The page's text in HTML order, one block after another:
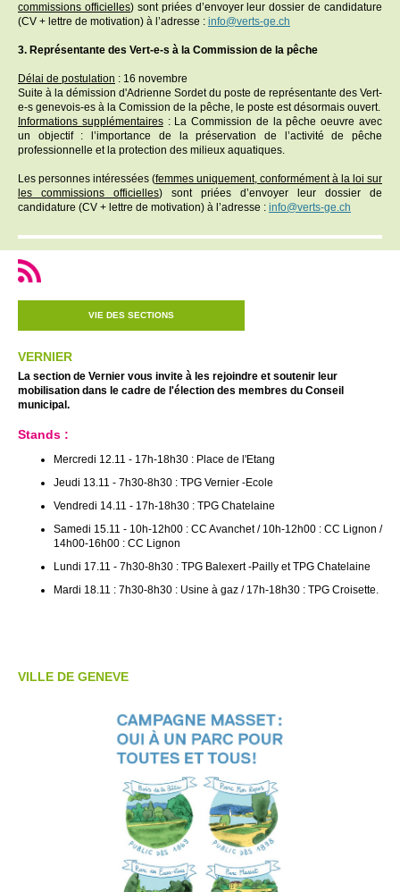
commissions officielles) sont priées d’envoyer leur dossier de candidature
(CV + lettre de motivation) à l’adresse : info@verts-ge.ch
3. Représentante des Vert-e-s à la Commission de la pêche
Délai de postulation : 16 novembre
Suite à la démission d'Adrienne Sordet du poste de représentante des Vert-
e-s genevois-es à la Comission de la pêche, le poste est désormais ouvert.
Informations supplémentaires: La Commission de la pêche oeuvre avec
un objectif : l’importance de la préservation de l’activité de pêche
professionnelle et la protection des milieux aquatiques.
Les personnes intéressées (femmes uniquement, conformément à la loi sur
les commissions officielles) sont priées d’envoyer leur dossier de
candidature (CV + lettre de motivation) à l’adresse : info@verts-ge.ch
VIE DES SECTIONS
VERNIER
La section de Vernier vous invite à les rejoindre et soutenir leur
mobilisation dans le cadre de l'élection des membres du Conseil
municipal.
Stands :
Mercredi 12.11 - 17h-18h30 : Place de l'Etang
Jeudi 13.11 - 7h30-8h30 : TPG Vernier -Ecole
Vendredi 14.11 - 17h-18h30 : TPG Chatelaine
Samedi 15.11 - 10h-12h00 : CC Avanchet / 10h-12h00 : CC Lignon /
14h00-16h00 : CC Lignon
Lundi 17.11 - 7h30-8h30 : TPG Balexert -Pailly et TPG Chatelaine
Mardi 18.11 : 7h30-8h30 : Usine à gaz / 17h-18h30 : TPG Croisette.
VILLE DE GENEVE